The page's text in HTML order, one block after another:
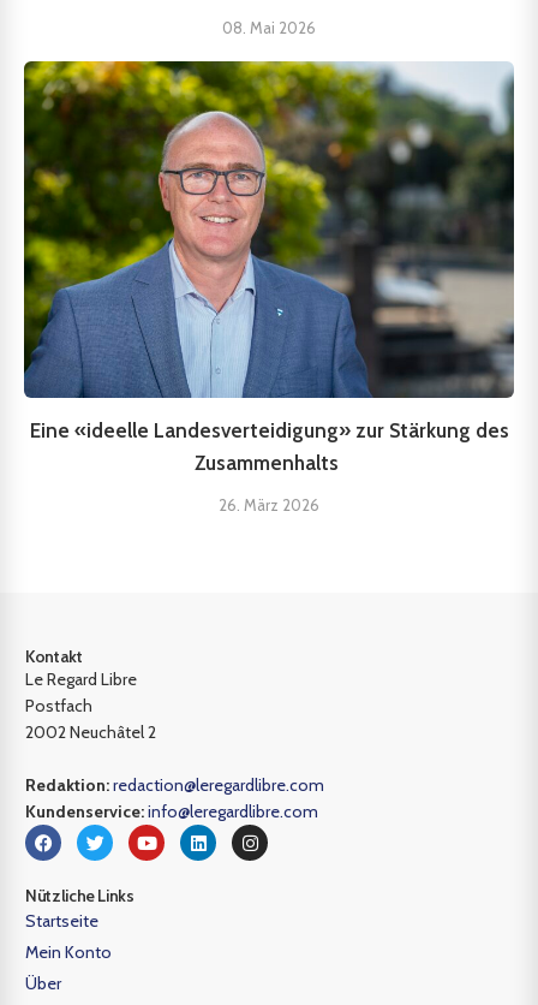
08. Mai 2026
Eine «ideelle Landesverteidigung» zur Stärkung des
Zusammenhalts
26. März 2026
Kontakt
Le Regard Libre
Postfach
2002 Neuchâtel 2
Redaktion:redaction@leregardlibre.com
Kundenservice:info@leregardlibre.com
Nützliche Links
Startseite
Mein Konto
Über